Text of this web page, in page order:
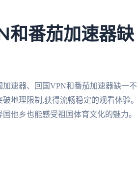
和番茄加速器缺
速器、回国VPN和番茄加速器缺一不
地理限制,获得流畅稳定的观看体验。
他乡也能感受祖国体育文化的魅力。